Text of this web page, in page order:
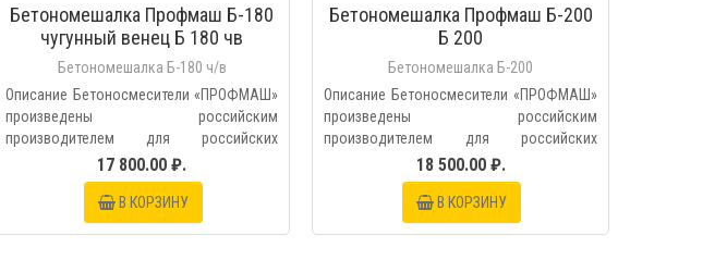
Бетономешалка Профмаш Б-180
чугунный венец Б 180 чв
Бетономешалка Б-180 ч/в
Описание Бетоносмесители «ПРОФМАШ»
произведены российским
производителем для российских
17 800.00 ₽.
В КОРЗИНУ
Бетономешалка Профмаш Б-200
Б 200
Бетономешалка Б-200
Описание Бетоносмесители «ПРОФМАШ»
произведены российским
производителем для российских
18 500.00 ₽.
В КОРЗИНУ